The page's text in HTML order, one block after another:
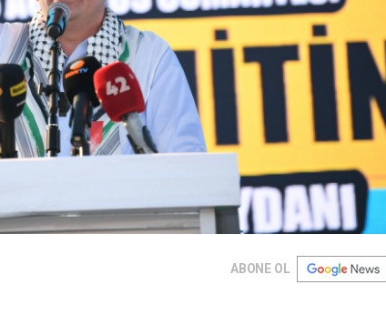
ABONE OL